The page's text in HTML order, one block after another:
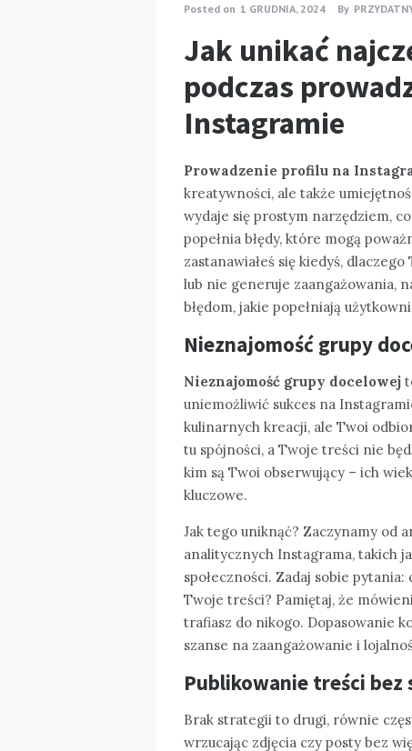
Posted on 1 GRUDNIA, 2024 By
Jak unikać
podczas
Instagramie
Prowadzenie profilu na
kreatywności, ale także
wydaje się prostym narzędziem,
popełnia błędy, które mogą
zastanawiałeś się kiedyś,
lub nie generuje zaangażowania,
błędom, jakie popełniają
Nieznajomość grupy
Nieznajomość grupy docelowej
uniemożliwić sukces na
kulinarnych kreacji, ale Twoi
tu spójności, a Twoje treści nie
kim są Twoi obserwujący – ich
kluczowe.
Jak tego uniknąć? Zaczynamy od
analitycznych Instagrama, takich
społeczności. Zadaj sobie
Twoje treści? Pamiętaj, że
trafiasz do nikogo. Dopasowanie
szanse na zaangażowanie i
Publikowanie treści
Brak strategii to drugi, równie
wrzucając zdjęcia czy posty bez